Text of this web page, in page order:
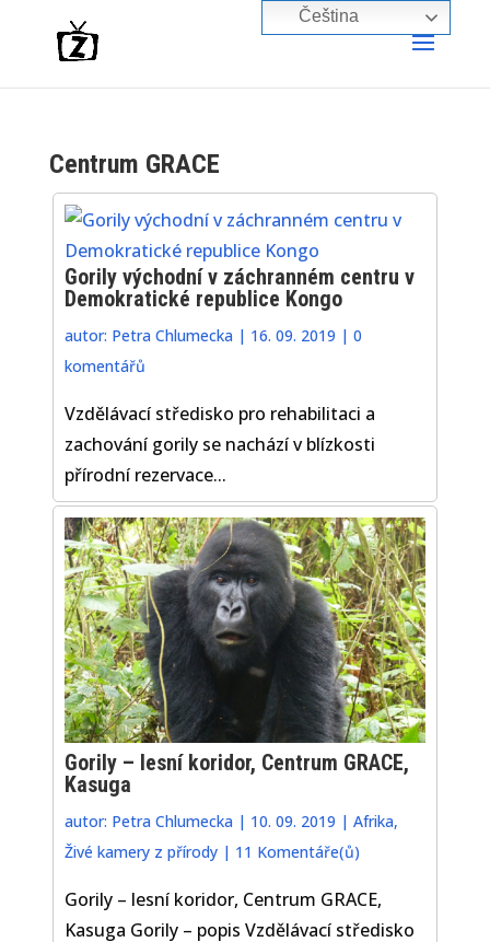
Centrum GRACE
Gorily východní v záchranném centru v
Demokratické republice Kongo
autor: Petra Chlumecka | 16. 09. 2019 |0
komentářů
Vzdělávací středisko pro rehabilitaci a
zachování gorily se nachází v blízkosti
přírodní rezervace...
Gorily – lesní koridor, Centrum GRACE,
Kasuga
autor: Petra Chlumecka | 10. 09. 2019 |Afrika,
Živé kamery z přírody | 11 Komentáře(ů)
Gorily – lesní koridor, Centrum GRACE,
Kasuga Gorily – popis Vzdělávací středisko
Čeština‎